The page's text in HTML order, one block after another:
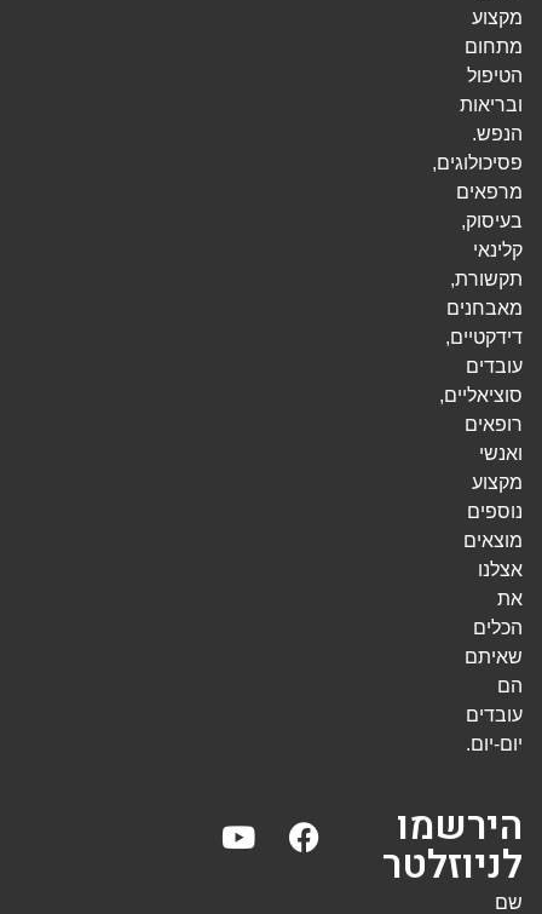
מקצוע
מתחום
הטיפול
ובריאות
הנפש.
פסיכולוגים,
מרפאים
בעיסוק,
קלינאי
תקשורת,
מאבחנים
דידקטיים,
עובדים
סוציאליים,
רופאים
ואנשי
מקצוע
נוספים
מוצאים
אצלנו
את
הכלים
שאיתם
הם
עובדים
יום-יום.
הירשמו
לניוזלטר
שם